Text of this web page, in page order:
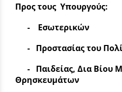
Προς τoυς Υπουργούς:
- Εσωτερικών
- Προστασίας του
- Παιδείας, Δια Βίου
Θρησκευμάτων